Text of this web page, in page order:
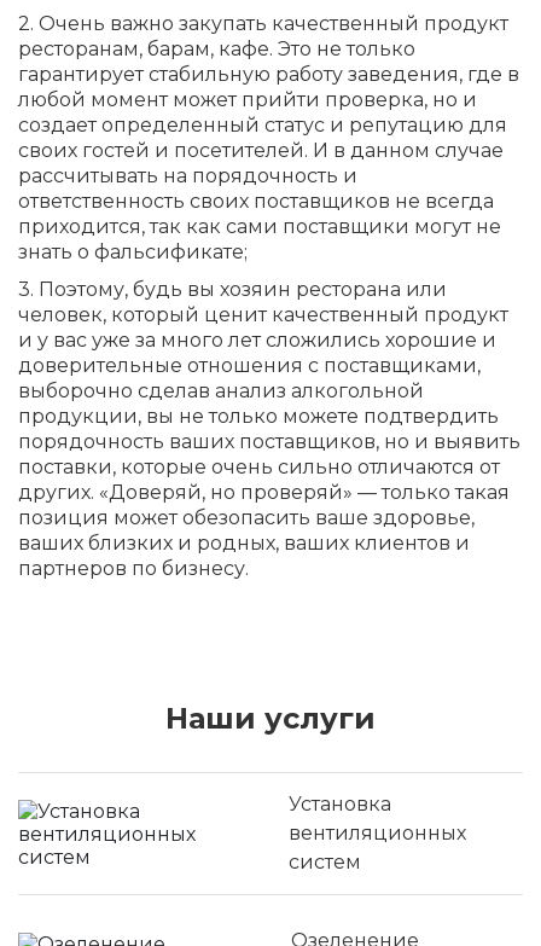
2. Очень важно закупать качественный продукт
ресторанам, барам, кафе. Это не только
гарантирует стабильную работу заведения, где в
любой момент может прийти проверка, но и
создает определенный статус и репутацию для
своих гостей и посетителей. И в данном случае
рассчитывать на порядочность и
ответственность своих поставщиков не всегда
приходится, так как сами поставщики могут не
знать о фальсификате;
3. Поэтому, будь вы хозяин ресторана или
человек, который ценит качественный продукт
и у вас уже за много лет сложились хорошие и
доверительные отношения с поставщиками,
выборочно сделав анализ алкогольной
продукции, вы не только можете подтвердить
порядочность ваших поставщиков, но и выявить
поставки, которые очень сильно отличаются от
других. «Доверяй, но проверяй» — только такая
позиция может обезопасить ваше здоровье,
ваших близких и родных, ваших клиентов и
партнеров по бизнесу.
Наши услуги
Установка
вентиляционных
систем
Озеленение